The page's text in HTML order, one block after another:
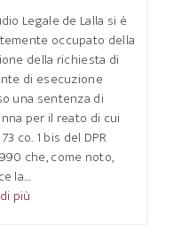
Legale de Lalla si è
occupato della
della richiesta di
di esecuzione
una sentenza di
per il reato di cui
co. 1 bis del DPR
che, come noto,
la…
più